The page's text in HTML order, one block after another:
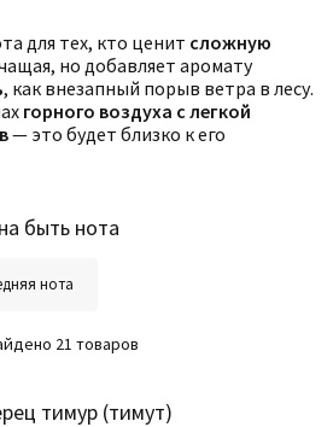
для тех, кто ценит сложную
но добавляет аромату
, как внезапный порыв ветра в лесу.
горного воздуха с легкой
— это будет близко к его
быть нота
нота
тимур (тимут)
21 товаров